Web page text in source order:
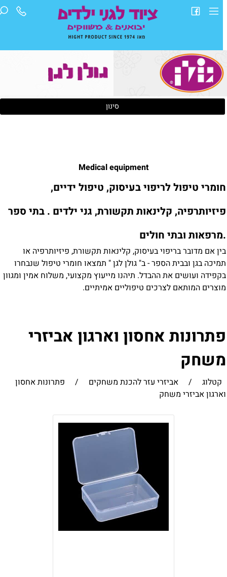
סינון
Medical equipment
טיפול לריפוי בעיסוק, טיפול ידיים,
קלינאות תקשורת, גני ילדים . בתי ספר
ובתי חולים
אם מדובר בריפוי בעיסוק, קלינאות תקשורת, פיזיותרפיה או
בגן ובבית הספר - ב" גולן לגן " תמצאו חומרי טיפול שנבחרו
ועושים את ההבדל. תיהנו מייעוץ מקצועי, משלוח אמין ומגוון
המותאם לצרכים טיפוליים אמיתיים.
אחסון וארגון אביזרי
קטלוג / אביזרי עזר להכנת משחקים /
פתרונות אחסון
אביזרי משחק